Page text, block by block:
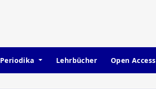
Periodika Lehrbücher Open Access